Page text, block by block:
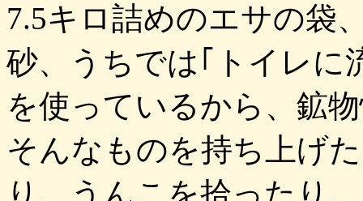
7.5キロ詰めのエサの袋
砂、うちでは｢トイレに
を使っているから、鉱
そんなものを持ち上げ
り、うんこを拾ったり